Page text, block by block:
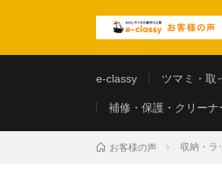
e-classy ツマミ・取
補修・保護・クリーナ
お客様の声 収納・ラ